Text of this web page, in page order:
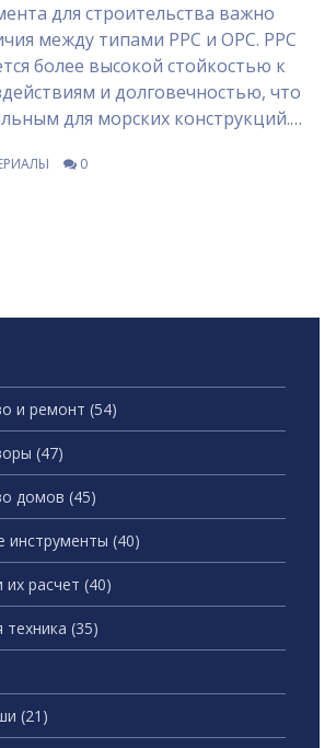
для строительства важно
между типами PPC и OPC. PPC
более высокой стойкостью к
и долговечностью, что
для морских конструкций.
требующих быстрого
0
и ремонт (54)
(47)
домов (45)
инструменты (40)
расчет (40)
техника (35)
(21)